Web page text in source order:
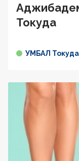
Токуда
УМБАЛ Токуда